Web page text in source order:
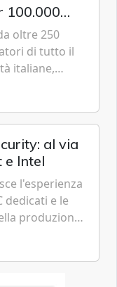
100.000
oltre 250
di tutto il
italiane,
di
al via
Intel
l'esperienza
dedicati e le
produzione
la